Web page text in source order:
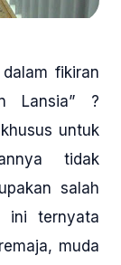
fikiran
Lansia” ?
untuk
tidak
salah
ini ternyata
muda